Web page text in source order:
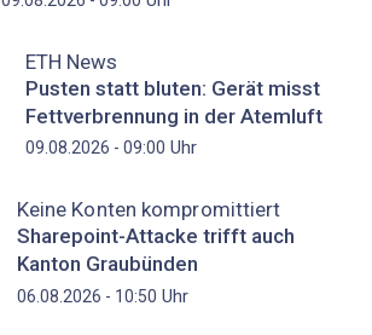
ETH News
Pusten statt bluten: Gerät misst
Fettverbrennung in der Atemluft
09.08.2026 - 09:00 Uhr
Keine Konten kompromittiert
Sharepoint-Attacke trifft auch
Kanton Graubünden
06.08.2026 - 10:50 Uhr